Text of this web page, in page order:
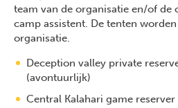
team van de organisatie en/of de
camp assistent. De tenten
organisatie.
Deception valley private
(avontuurlijk)
Central Kalahari game